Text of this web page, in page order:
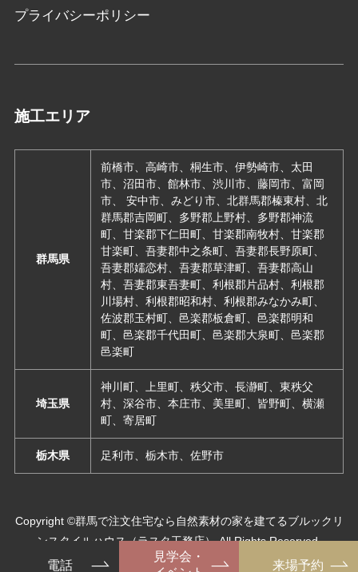
プライバシーポリシー
施工エリア
群馬県
前橋市、高崎市、桐生市、伊勢崎市、太田
市、沼田市、館林市、渋川市、藤岡市、富岡
市、 安中市、みどり市、北群馬郡榛東村、北
群馬郡吉岡町、多野郡上野村、多野郡神流
町、甘楽郡下仁田町、甘楽郡南牧村、甘楽郡
甘楽町、吾妻郡中之条町、吾妻郡長野原町、
吾妻郡嬬恋村、吾妻郡草津町、吾妻郡高山
村、吾妻郡東吾妻町、利根郡片品村、利根郡
川場村、利根郡昭和村、利根郡みなかみ町、
佐波郡玉村町、邑楽郡板倉町、邑楽郡明和
町、邑楽郡千代田町、邑楽郡大泉町、邑楽郡
邑楽町
埼玉県
神川町、上里町、秩父市、長瀞町、東秩父
村、深谷市、本庄市、美里町、皆野町、横瀬
町、寄居町
栃木県 足利市、栃木市、佐野市
Copyright ©群馬で注文住宅なら自然素材の家を建てるブルックリ
ンスタイルハウス（ラスタ工務店） All Rights Reserved.
電話
見学会・
来場予約